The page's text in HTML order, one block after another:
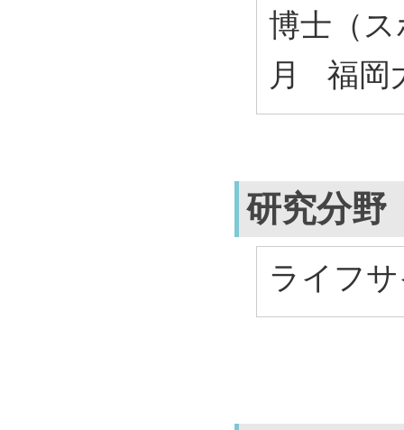
博士（
月 福岡
研究分野
ライフ